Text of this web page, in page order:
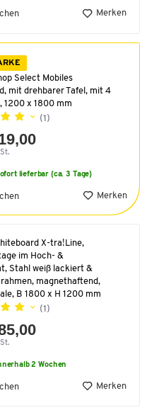
Merken
Select Mobiles
mit drehbarer Tafel, mit 4
1200 x 1800 mm
(1)
lieferbar (ca. 3 Tage)
Merken
X-tra!Line,
im Hoch- &
Stahl weiß lackiert &
magnethaftend,
B 1800 x H 1200 mm
(1)
2 Wochen
Merken